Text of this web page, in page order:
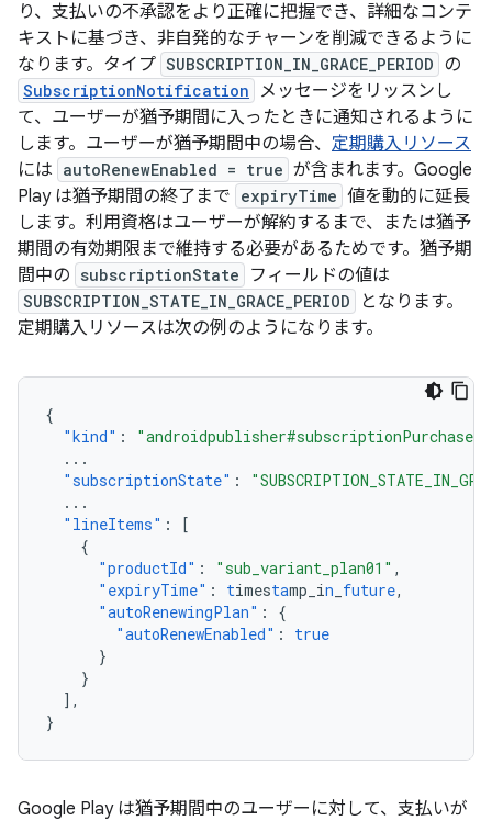
り、支払いの不承認をより正確に把握でき、詳細なコンテ
キストに基づき、非自発的なチャーンを削減できるように
なります。タイプ SUBSCRIPTION_IN_GRACE_PERIOD の
SubscriptionNotification
メッセージをリッスンし
て、ユーザーが猶予期間に入ったときに通知されるように
します。ユーザーが猶予期間中の場合、 定期購入リソース
には autoRenewEnabled = true が含まれます。Google
Play は猶予期間の終了まで expiryTime 値を動的に延長
します。利用資格はユーザーが解約するまで、または猶予
期間の有効期限まで維持する必要があるためです。猶予期
間中の subscriptionState フィールドの値は
SUBSCRIPTION_STATE_IN_GRACE_PERIOD
となります。
定期購入リソースは次の例のようになります。
{
"kind" :
...
"subscriptionState" :
...
"lineItems" :
[
{
"productId" : "sub_variant_plan01" ,
"expiryTime" : timestamp_in future,
"autoRenewingPlan" :
{
"autoRenewEnabled" :
true
}
}
],
}
Google Play は猶予期間中のユーザーに対して、支払いが